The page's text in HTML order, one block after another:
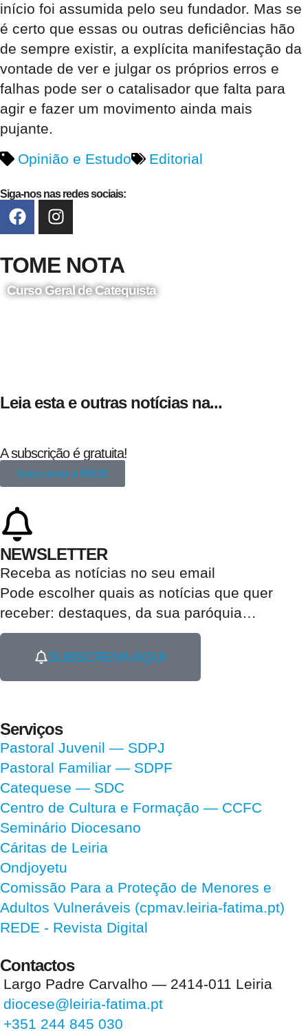
início foi assumida pelo seu fundador. Mas se
é certo que essas ou outras deficiências hão
de sempre existir, a explícita manifestação da
vontade de ver e julgar os próprios erros e
falhas pode ser o catalisador que falta para
agir e fazer um movimento ainda mais
pujante.
Opinião e Estudo
Editorial
Siga-nos nas redes sociais:
TOME NOTA
Curso Geral de Catequista
Leia esta e outras notícias na...
A subscrição é gratuita!
Subscrever a REDE
NEWSLETTER
Receba as notícias no seu email​
Pode escolher quais as notícias que quer
receber: destaques, da sua paróquia…
SUBSCREVA AQUI
Serviços
Pastoral Juvenil — SDPJ
Pastoral Familiar — SDPF
Catequese — SDC
Centro de Cultura e Formação — CCFC
Seminário Diocesano
Cáritas de Leiria
Ondjoyetu
Comissão Para a Proteção de Menores e
Adultos Vulneráveis (cpmav.leiria-fatima.pt)
REDE - Revista Digital
Contactos
Largo Padre Carvalho — 2414-011 Leiria
diocese@leiria-fatima.pt
+351 244 845 030